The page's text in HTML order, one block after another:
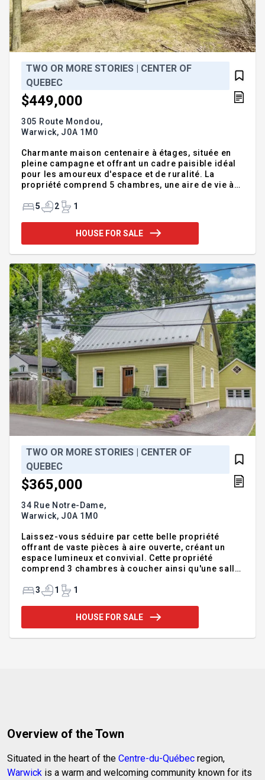
TWO OR MORE STORIES | CENTER OF
QUEBEC
$449,000
305 Route Mondou,
Warwick, J0A 1M0
Charmante maison centenaire à étages, située en
pleine campagne et offrant un cadre paisible idéal
pour les amoureux d'espace et de ruralité. La
propriété comprend 5 chambres, une aire de vie à
une grange, parfaits pour projets agricoles, atelier
ou petits élevages. Le zonage agricole permet d'y
accueillir des animaux de ferme pour ce type de
propriété. Le terrain spacieux et dégagé assure une
pour ceux qui recherchent caractère, tranquillité,
bât
5 2 1
HOUSE FOR SALE
TWO OR MORE STORIES | CENTER OF
QUEBEC
$365,000
34 Rue Notre-Dame,
Warwick, J0A 1M0
Laissez-vous séduire par cette belle propriété
offrant de vaste pièces à aire ouverte, créant un
espace lumineux et convivial. Cette propriété
comprend 3 chambres à coucher ainsi qu'une salle
aux besoins de toute la famille. Elle a été rénové au
fonctionnalité. À l'extérieur, vous profiterez d'un
beau terrain intime, idéal pour les moments de
3 1 1
HOUSE FOR SALE
Overview of the Town
Situated in the heart of the Centre-du-Québec region,
Warwick is a warm and welcoming community known for its